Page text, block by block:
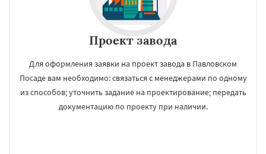
Проект завода
Для оформления заявки на проект завода в Павловском
Посаде вам необходимо: связаться с менеджерами по одному
из способов; уточнить задание на проектирование; передать
документацию по проекту при наличии.